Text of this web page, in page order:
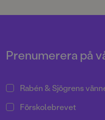
förtjänster i 8:e storleken.
Prenumerera på
Rabén & Sjögrens
Förskolebrevet